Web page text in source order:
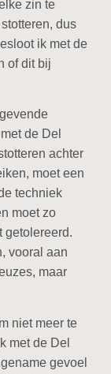
zin te
dus
ik met de
of dit bij
de Del
achter
moet een
techniek
moet zo
getolereerd.
vooral aan
maar
niet meer te
met de Del
gevoel